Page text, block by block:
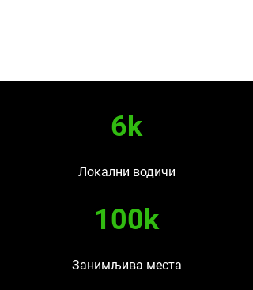
6k
Локални водичи
100k
Занимљива места